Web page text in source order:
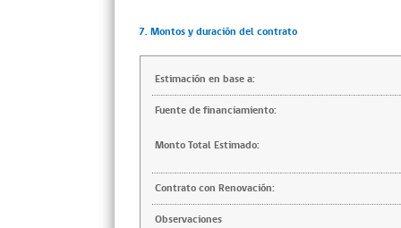
7. Montos y duración del contrato
Estimación en base a:
Fuente de financiamiento:
Monto Total Estimado:
Contrato con Renovación:
Observaciones